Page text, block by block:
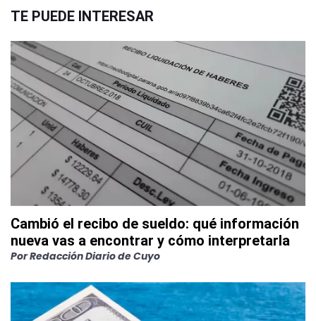
TE PUEDE INTERESAR
Cambió el recibo de sueldo: qué información
nueva vas a encontrar y cómo interpretarla
PorRedacción Diario de Cuyo